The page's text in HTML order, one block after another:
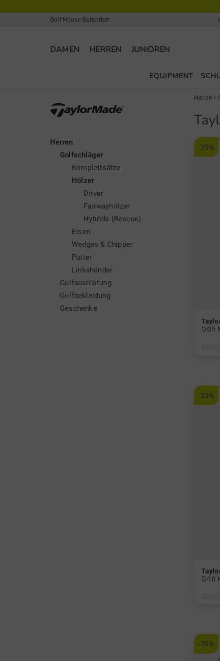
Golf House Garantien
DAMEN HERREN JUNIOREN
EQUIPMENT
Herren
Golfschläger
Komplettsätze
Hölzer
Driver
Fairwayhölzer
Hybrids (Rescue)
Eisen
Wedges & Chipper
Putter
Linkshänder
Golfausrüstung
Golfbekleidung
Geschenke
Herren >
-25%
Qi35
-30%
Qi10
-26%